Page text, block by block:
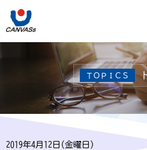
ＴＯＰＩＣＳ
2019年4月12日(金曜日)